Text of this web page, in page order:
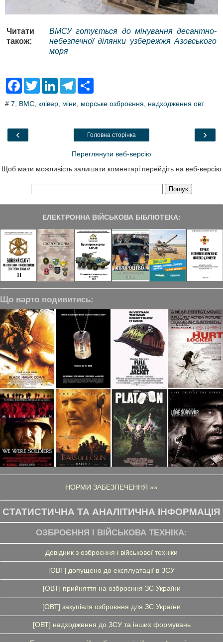
Читати
також:
ВМСУ готується до мінування десантно-
небезпечної ділянки узбережжя Азовського
моря
F
e
o
T
t
L
k
T
e
a
r
# 7 ВМС клівер міни морське озброєння надходження овт
‹ ›
Головна сторінка
Переглянути веб-версію
Щоб мати можливість залишати коментарі перейдіть на веб-версію
ЕЛЕКТРОННА ВІЙСЬКОВА БІБЛІОТЕКА:
Що варто подивитись:
НОРМИ ЗАБЕЗПЕЧЕННЯ »»
СТАТИСТИЧНА ТА АНАЛІТИЧНА ІНФОРМАЦІЯ
ОЗБРОЄННЯ І ВІЙСЬКОВА ТЕХНІКА:
Довідник з озброєння і військової техніки
[ОВТ] допущено до експлуатації в ЗСУ
[ОВТ] прийняття на озброєння ЗС України
[ОВТ] закупівля озброєння для ЗС України
[ОВТ] надходження до ЗСУ та інших формувань